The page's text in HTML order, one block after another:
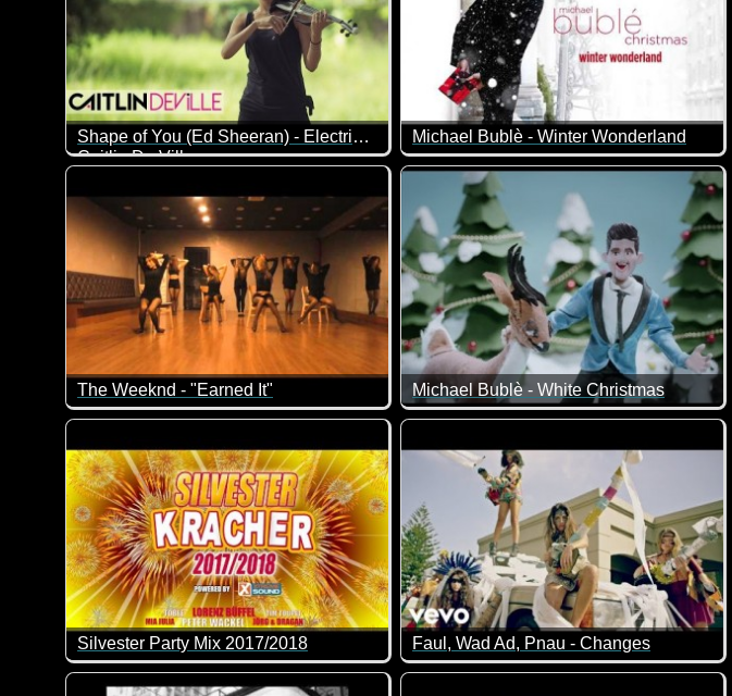
Shape of You (Ed Sheeran) - Electric Violin Cover
Caitlin De Ville
Michael Bublè - Winter Wonderland
The Weeknd - "Earned It"
Was für ein cooles Video!
Michael Bublè - White Christmas
Silvester Party Mix 2017/2018
Über eine Stunde Party-Musik für Silvester ;-)
Faul, Wad Ad, Pnau - Changes
Die haben das ganze Klopapier